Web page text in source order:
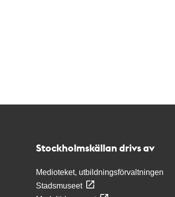
Stockholmskällan drivs av
Medioteket, utbildningsförvaltningen
Stadsmuseet